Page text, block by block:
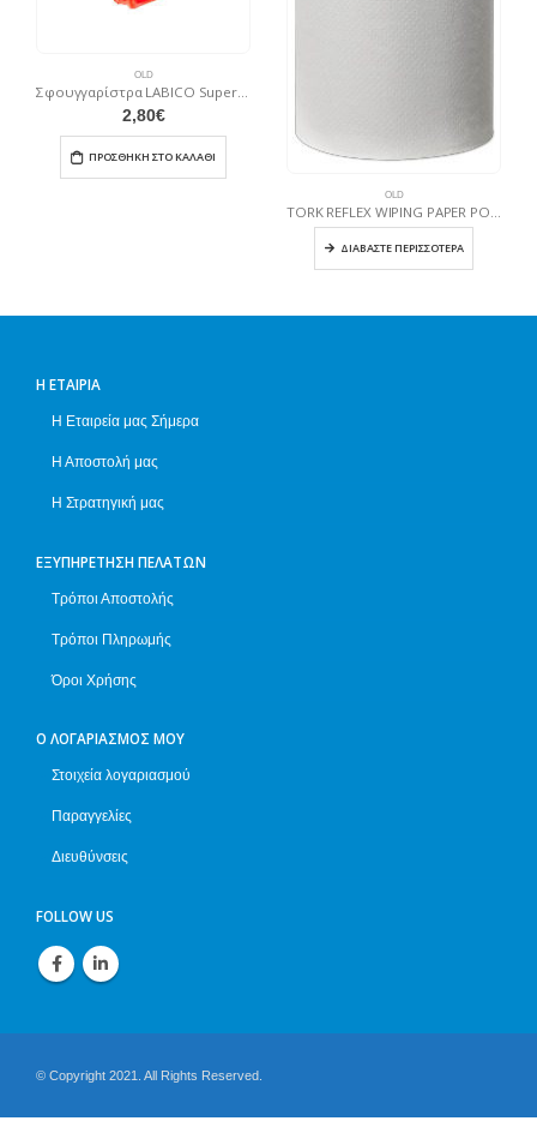
Σφουγγαρίστρα LABICO Super Φούστα
ΠΡΟΣΘΉΚΗ ΣΤΟ ΚΑΛΆΘΙ
TORK REFLEX WIPING PAPER ΡΟΛΟ MINI CENTERFEED M3
ΔΙΑΒΆΣΤΕ ΠΕΡΙΣΣΌΤΕΡΑ
Η ΕΤΑΙΡΊΑ
Η Εταιρεία μας Σήμερα
Η Αποστολή μας
Η Στρατηγική μας
ΕΞΥΠΗΡΈΤΗΣΗ ΠΕΛΑΤΏΝ
Τρόποι Αποστολής
Τρόποι Πληρωμής
Όροι Χρήσης
Ο ΛΟΓΑΡΙΑΣΜΌΣ ΜΟΥ
Στοιχεία λογαριασμού
Παραγγελίες
Διευθύνσεις
FOLLOW US
© Copyright 2021. All Rights Reserved.